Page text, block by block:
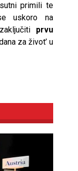
primili te
uskoro na
prvu
za život’ u